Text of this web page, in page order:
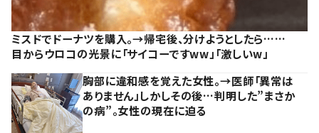
ミスドでドーナツを購入。→帰宅後、分けようとしたら……
目からウロコの光景に「サイコーですww」「激しいw」
胸部に違和感を覚えた女性。→医師「異常は
ありません」しかしその後…判明した”まさか
の病”。女性の現在に迫る